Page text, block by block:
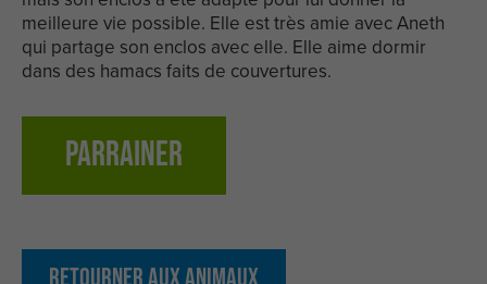
meilleure vie possible. Elle est très amie avec Aneth
qui partage son enclos avec elle. Elle aime dormir
dans des hamacs faits de couvertures.
Parrainer